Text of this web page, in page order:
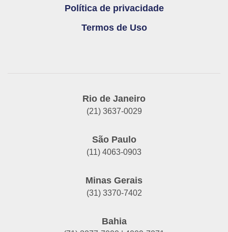
Política de privacidade
Termos de Uso
Rio de Janeiro
(21) 3637-0029
São Paulo
(11) 4063-0903
Minas Gerais
(31) 3370-7402
Bahia